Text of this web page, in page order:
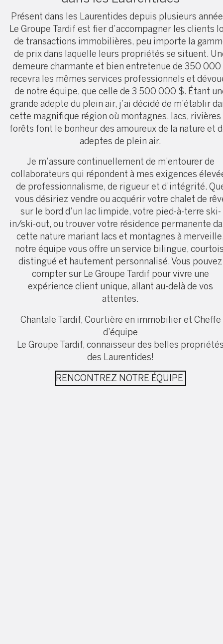
Présent dans les Laurentides depuis plusieurs
Le Groupe Tardif est fier d’accompagner les clients
de transactions immobilières, peu importe la
de prix dans laquelle leurs propriétés se situent.
demeure charmante et bien entretenue de 350 000
recevra les mêmes services professionnels et
de notre équipe, que celle de 3 500 000 $. Étant
grande adepte du plein air, j’ai décidé de m’établir
cette magnifique région où montagnes, lacs,
forêts font le bonheur des amoureux de la nature et
adeptes de plein air.
Je m’assure continuellement de m’entourer de
collaborateurs qui répondent à mes exigences
de professionnalisme, de rigueur et d’intégrité.
vous désiriez vendre ou acquérir votre chalet de
sur le bord d’un lac limpide, votre pied-à-terre ski-
in/ski-out, ou trouver votre résidence permanente
cette nature mariant lacs et montagnes à
notre équipe vous offre un service bilingue,
distingué et hautement personnalisé. Vous pouvez
compter sur Le Groupe Tardif pour vivre une
expérience client unique, allant au-delà de vos
attentes.
Chantale Tardif, Courtière en immobilier et Cheffe
d’équipe
Le Groupe Tardif, connaisseur des belles
des Laurentides!
RENCONTREZ NOTRE ÉQUIPE